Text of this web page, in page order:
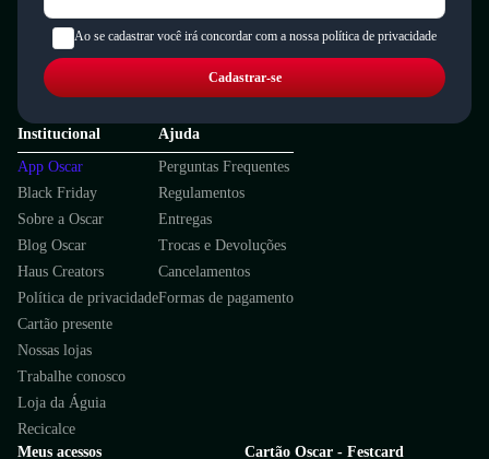
Ao se cadastrar você irá concordar com a nossa política de privacidade
Cadastrar-se
Institucional
App Oscar
Black Friday
Sobre a Oscar
Blog Oscar
Haus Creators
Política de privacidade
Cartão presente
Nossas lojas
Trabalhe conosco
Loja da Águia
Recicalce
Ajuda
Perguntas Frequentes
Regulamentos
Entregas
Trocas e Devoluções
Cancelamentos
Formas de pagamento
Meus acessos
Cartão Oscar - Festcard